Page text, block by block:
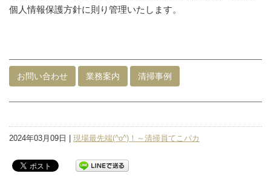
個人情報保護方針に則り管理いたします。
お問い合わせ 業務案内 清掃事例
2024年03月09日 | 現場最先端(^o^)！～清掃員てこパカ